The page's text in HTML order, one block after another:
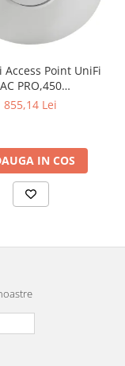
Point UniFi
AC PRO,450
included,
at,2x10/100/1000
Integrated 3 dBi
(2.4GHz and
5GHz),250+ Co
855,14 Lei
IN COS